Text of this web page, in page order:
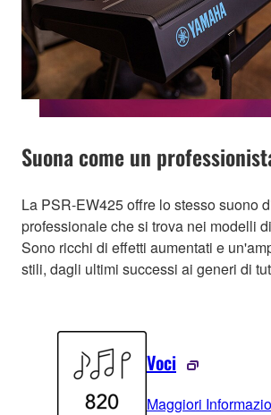
Suona come un
La PSR-EW425 offre lo stesso suono
professionale che si trova nei modelli
Sono ricchi di effetti aumentati e
stili, dagli ultimi successi ai generi di
Voci
Maggiori